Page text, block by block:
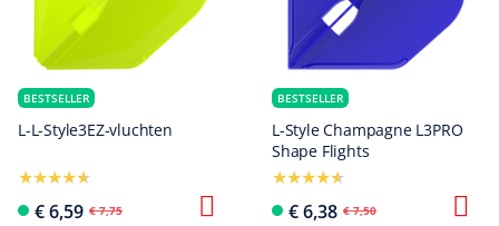
BESTSELLER
L-L-Style3EZ-vluchten
€ 6,59 € 7,75
BESTSELLER
L-Style Champagne L3PRO
Shape Flights
€ 6,38 € 7,50